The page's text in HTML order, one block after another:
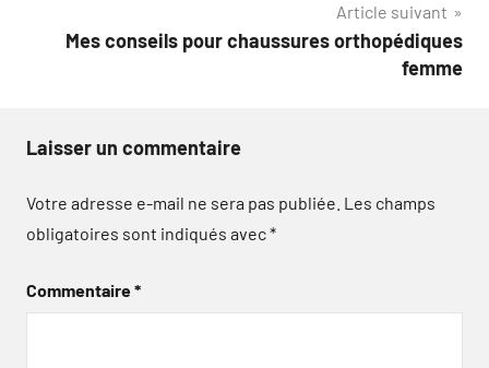
Article suivant
Mes conseils pour chaussures orthopédiques
femme
Laisser un commentaire
Votre adresse e-mail ne sera pas publiée. Les champs
obligatoires sont indiqués avec*
Commentaire*